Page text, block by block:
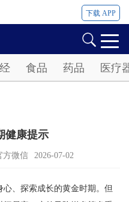
下载 APP
食品 药品 医疗
健康提示
方微信 2026-07-02
、探索成长的黄金时期。但